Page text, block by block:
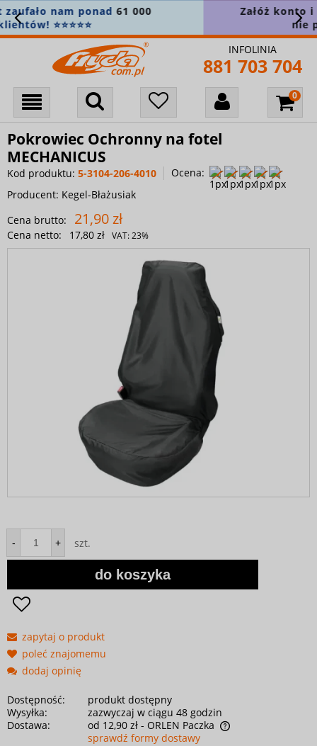
Załóż konto i zapisz się do newslettera, aby
nie przegapić nowości! 🎁
INFOLINIA
881 703 704
Pokrowiec Ochronny na fotel
MECHANICUS
Kod produktu: 5-3104-206-4010
Ocena:
Producent: Kegel-Błażusiak
Cena brutto:
21,90 zł
Cena netto: 17,80 zł VAT:23%
- + szt.
do koszyka
zapytaj o produkt
poleć znajomemu
dodaj opinię
Dostępność:
produkt dostępny
Wysyłka:
zazwyczaj w ciągu 48 godzin
Dostawa:
od 12,90 zł - ORLEN Paczka
sprawdź formy dostawy